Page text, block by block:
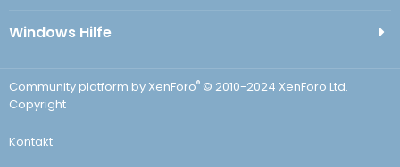
Windows Hilfe
Community platform by XenForo® © 2010-2024 XenForo Ltd.
Copyright
Kontakt